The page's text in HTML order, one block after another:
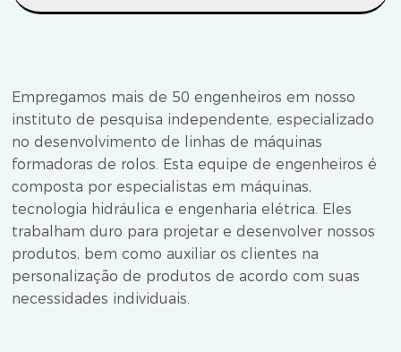
Empregamos mais de 50 engenheiros em nosso
instituto de pesquisa independente, especializado
no desenvolvimento de linhas de máquinas
formadoras de rolos. Esta equipe de engenheiros é
composta por especialistas em máquinas,
tecnologia hidráulica e engenharia elétrica. Eles
trabalham duro para projetar e desenvolver nossos
produtos, bem como auxiliar os clientes na
personalização de produtos de acordo com suas
necessidades individuais.